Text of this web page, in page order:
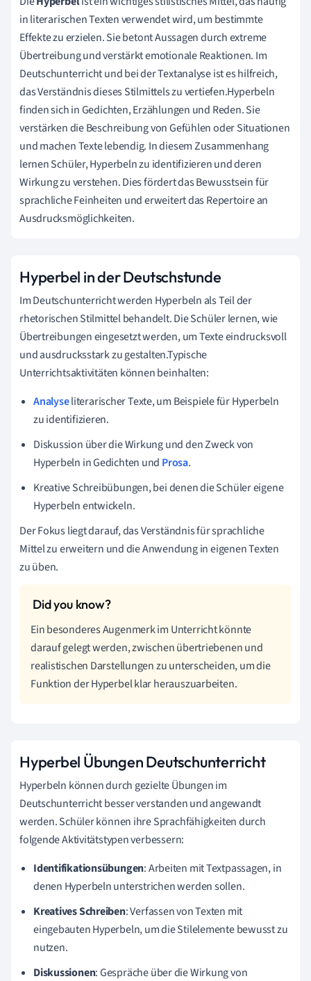
in literarischen Texten verwendet wird, um bestimmte
Effekte zu erzielen. Sie betont Aussagen durch extreme
Übertreibung und verstärkt emotionale Reaktionen. Im
Deutschunterricht und bei der Textanalyse ist es hilfreich,
das Verständnis dieses Stilmittels zu vertiefen.Hyperbeln
finden sich in Gedichten, Erzählungen und Reden. Sie
verstärken die Beschreibung von Gefühlen oder Situationen
und machen Texte lebendig. In diesem Zusammenhang
lernen Schüler, Hyperbeln zu identifizieren und deren
Wirkung zu verstehen. Dies fördert das Bewusstsein für
sprachliche Feinheiten und erweitert das Repertoire an
Ausdrucksmöglichkeiten.
Hyperbel in der Deutschstunde
Im Deutschunterricht werden Hyperbeln als Teil der
rhetorischen Stilmittel behandelt. Die Schüler lernen, wie
Übertreibungen eingesetzt werden, um Texte eindrucksvoll
und ausdrucksstark zu gestalten.Typische
Unterrichtsaktivitäten können beinhalten:
Analyseliterarischer Texte, um Beispiele für Hyperbeln
zu identifizieren.
Diskussion über die Wirkung und den Zweck von
Hyperbeln in Gedichten und Prosa.
Kreative Schreibübungen, bei denen die Schüler eigene
Hyperbeln entwickeln.
Der Fokus liegt darauf, das Verständnis für sprachliche
Mittel zu erweitern und die Anwendung in eigenen Texten
zu üben.
Ein besonderes Augenmerk im Unterricht könnte
darauf gelegt werden, zwischen übertriebenen und
realistischen Darstellungen zu unterscheiden, um die
Funktion der Hyperbel klar herauszuarbeiten.
Hyperbel Übungen Deutschunterricht
Hyperbeln können durch gezielte Übungen im
Deutschunterricht besser verstanden und angewandt
werden. Schüler können ihre Sprachfähigkeiten durch
folgende Aktivitätstypen verbessern:
Identifikationsübungen: Arbeiten mit Textpassagen, in
denen Hyperbeln unterstrichen werden sollen.
Kreatives Schreiben: Verfassen von Texten mit
eingebauten Hyperbeln, um die Stilelemente bewusst zu
nutzen.
Diskussionen: Gespräche über die Wirkung von